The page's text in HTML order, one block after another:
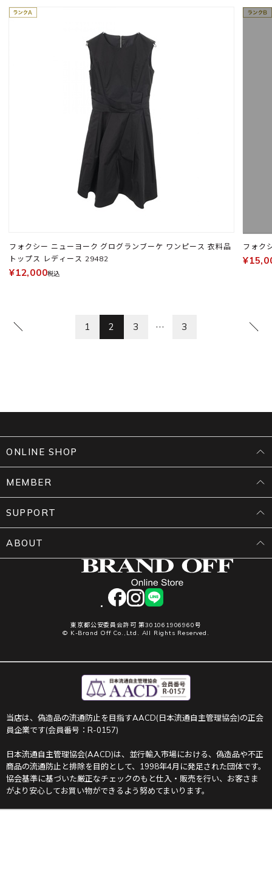
フォクシー ニューヨーク グログランブーケ ワンピース 衣料品
トップス レディース 29482
¥12,000税込
1 2 3 … 3
facebookinstagram
LINE
東京都公安委員会許可 第301061906960号
© K-Brand Off Co.,Ltd. All Rights Reserved.
ONLINE SHOP
MEMBER
SUPPORT
ABOUT
当店は、偽造品の流通防止を目指すAACD(日本流通自主管理協会)の正会
員企業です(会員番号：R-0157)
日本流通自主管理協会(AACD)は、並行輸入市場における、偽造品や不正
商品の流通防止と排除を目的として、1998年4月に発足された団体です。
協会基準に基づいた厳正なチェックのもと仕入・販売を行い、お客さま
がより安心してお買い物ができるよう努めてまいります。